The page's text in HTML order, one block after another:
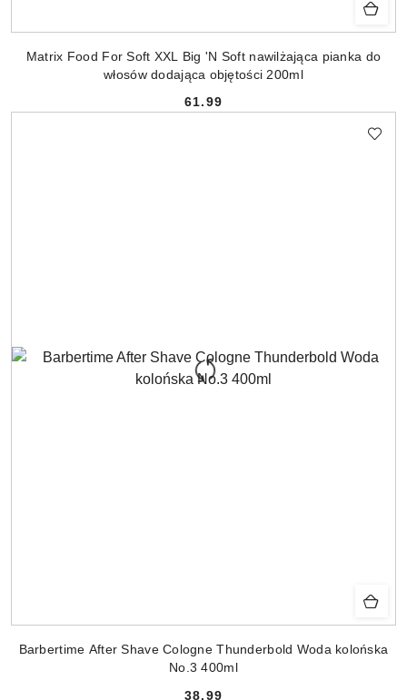
Matrix Food For Soft XXL Big 'N Soft nawilżająca pianka do
włosów dodająca objętości 200ml
Cena:
61.99
Barbertime After Shave Cologne Thunderbold Woda kolońska
No.3 400ml
38.99